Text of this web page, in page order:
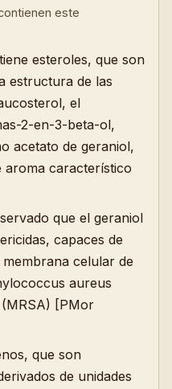
este
esteroles, que son
estructura de las
el
2-en-3-beta-ol,
acetato de geraniol,
característico
que el geraniol
capaces de
celular de
aureus
(MRSA) [PMor
que son
de unidades